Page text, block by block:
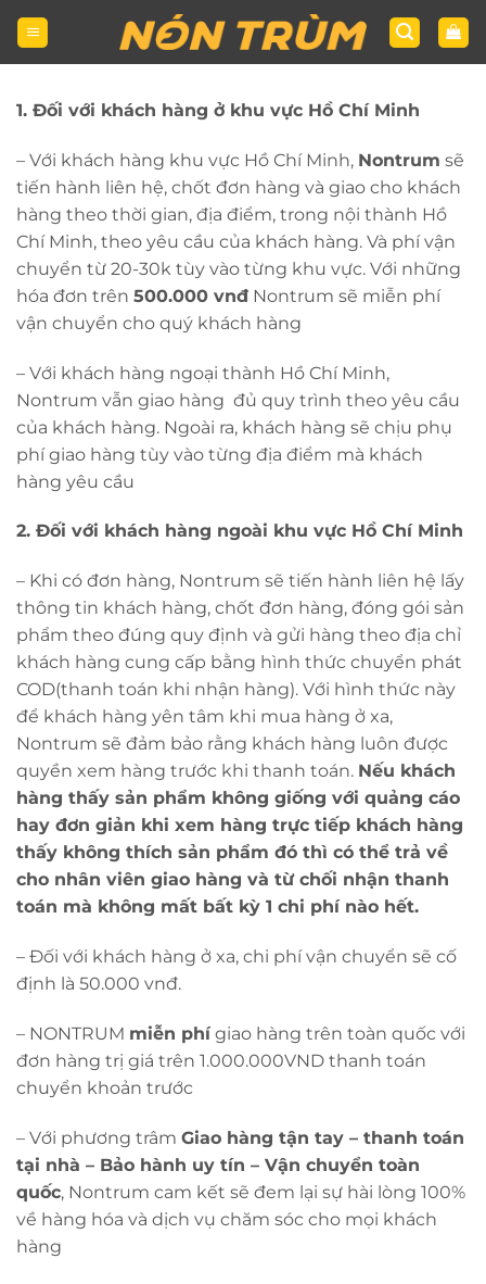
Bỏ
qua
nội
1. Đối với khách hàng ở khu vực Hồ Chí Minh
– Với khách hàng khu vực Hồ Chí Minh, Nontrum sẽ
tiến hành liên hệ, chốt đơn hàng và giao cho khách
hàng theo thời gian, địa điểm, trong nội thành Hồ
Chí Minh, theo yêu cầu của khách hàng. Và phí vận
chuyển từ 20-30k tùy vào từng khu vực. Với những
hóa đơn trên 500.000 vnđ Nontrum sẽ miễn phí
vận chuyển cho quý khách hàng
– Với khách hàng ngoại thành Hồ Chí Minh,
Nontrum vẫn giao hàng đủ quy trình theo yêu cầu
của khách hàng. Ngoài ra, khách hàng sẽ chịu phụ
phí giao hàng tùy vào từng địa điểm mà khách
hàng yêu cầu
2. Đối với khách hàng ngoài khu vực Hồ Chí Minh
– Khi có đơn hàng, Nontrum sẽ tiến hành liên hệ lấy
thông tin khách hàng, chốt đơn hàng, đóng gói sản
phẩm theo đúng quy định và gửi hàng theo địa chỉ
khách hàng cung cấp bằng hình thức chuyển phát
COD(thanh toán khi nhận hàng). Với hình thức này
để khách hàng yên tâm khi mua hàng ở xa,
Nontrum sẽ đảm bảo rằng khách hàng luôn được
quyền xem hàng trước khi thanh toán. Nếu khách
hàng thấy sản phẩm không giống với quảng cáo
hay đơn giản khi xem hàng trực tiếp khách hàng
thấy không thích sản phẩm đó thì có thể trả về
cho nhân viên giao hàng và từ chối nhận thanh
toán mà không mất bất kỳ 1 chi phí nào hết.
– Đối với khách hàng ở xa, chi phí vận chuyển sẽ cố
định là 50.000 vnđ.
– NONTRUM miễn phígiao hàng trên toàn quốc với
đơn hàng trị giá trên 1.000.000VND thanh toán
chuyển khoản trước
– Với phương trâm Giao hàng tận tay – thanh toán
tại nhà – Bảo hành uy tín – Vận chuyển toàn
quốc, Nontrum cam kết sẽ đem lại sự hài lòng 100%
về hàng hóa và dịch vụ chăm sóc cho mọi khách
hàng